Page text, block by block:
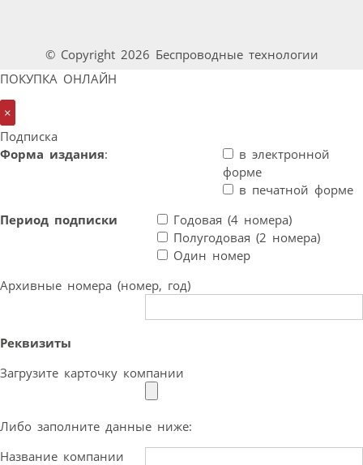
© Copyright 2026 Беспроводные технологии
ПОКУПКА ОНЛАЙН
×
Подписка
Форма издания:
в электронной
форме
в печатной форме
Период подписки
Годовая (4 номера)
Полугодовая (2 номера)
Один номер
Архивные номера (номер, год)
Реквизиты
Загрузите карточку компании
Либо заполните данные ниже:
Название компании